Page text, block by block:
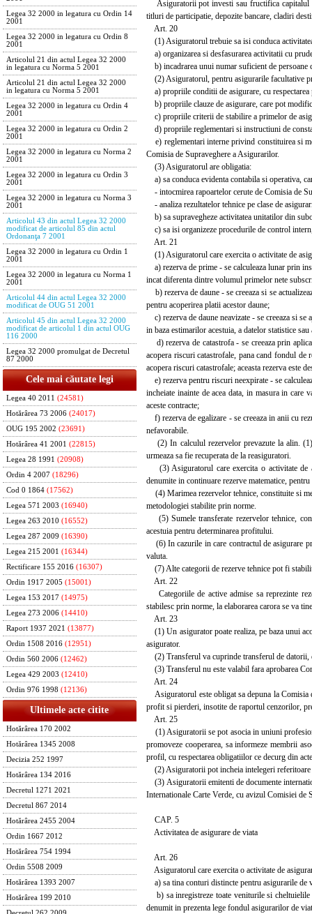
Legea 32 2000 in legatura cu Ordin 14
2001
Legea 32 2000 in legatura cu Ordin 8
2001
Articolul 21 din actul Legea 32 2000
in legatura cu Norma 5 2001
Articolul 21 din actul Legea 32 2000
in legatura cu Norma 5 2001
Legea 32 2000 in legatura cu Ordin 4
2001
Legea 32 2000 in legatura cu Ordin 2
2001
Legea 32 2000 in legatura cu Norma 2
2001
Legea 32 2000 in legatura cu Ordin 3
2001
Legea 32 2000 in legatura cu Norma 3
2001
Articolul 43 din actul Legea 32 2000
modificat de articolul 85 din actul
Ordonanţa 7 2001
Legea 32 2000 in legatura cu Ordin 1
2001
Legea 32 2000 in legatura cu Norma 1
2001
Articolul 44 din actul Legea 32 2000
modificat de OUG 51 2001
Articolul 45 din actul Legea 32 2000
modificat de articolul 1 din actul OUG
116 2000
Legea 32 2000 promulgat de Decretul
87 2000
Cele mai căutate legi
Legea 40 2011 (24581)
Hotărârea 73 2006 (24017)
OUG 195 2002 (23691)
Hotărârea 41 2001 (22815)
Legea 28 1991 (20908)
Ordin 4 2007 (18296)
Cod 0 1864 (17562)
Legea 571 2003 (16940)
Legea 263 2010 (16552)
Legea 287 2009 (16390)
Legea 215 2001 (16344)
Rectificare 155 2016 (16307)
Ordin 1917 2005 (15001)
Legea 153 2017 (14975)
Legea 273 2006 (14410)
Raport 1937 2021 (13877)
Ordin 1508 2016 (12951)
Ordin 560 2006 (12462)
Legea 429 2003 (12410)
Ordin 976 1998 (12136)
Ultimele acte citite
Hotărârea 170 2002
Hotărârea 1345 2008
Decizia 252 1997
Hotărârea 134 2016
Decretul 1271 2021
Decretul 867 2014
Hotărârea 2455 2004
Ordin 1667 2012
Hotărârea 754 1994
Ordin 5508 2009
Hotărârea 1393 2007
Hotărârea 199 2010
Asiguratorii pot investi sau fructifica capitalul
titluri de participatie, depozite bancare, cladiri
Art. 20
(1) Asiguratorul trebuie sa isi conduca
a) organizarea si desfasurarea activitatii cu
b) incadrarea unui numar suficient de persoane
(2) Asiguratorul, pentru asigurarile facultative
a) propriile conditii de asigurare, cu
b) propriile clauze de asigurare, care pot
c) propriile criterii de stabilire a primelor de
d) propriile reglementari si instructiuni de
e) reglementari interne privind constituirea si
Comisia de Supraveghere a Asigurarilor.
(3) Asiguratorul are obligatia:
a) sa conduca evidenta contabila si operativa,
- intocmirea rapoartelor cerute de Comisia de
- analiza rezultatelor tehnice pe clase de
b) sa supravegheze activitatea unitatilor din
c) sa isi organizeze procedurile de control
Art. 21
(1) Asiguratorul care exercita o activitate de
a) rezerva de prime - se calculeaza lunar prin
incat diferenta dintre volumul primelor nete
b) rezerva de daune - se creeaza si se
pentru acoperirea platii acestor daune;
c) rezerva de daune neavizate - se creeaza si
in baza estimarilor acestuia, a datelor statistice
d) rezerva de catastrofa - se creeaza prin
acopera riscuri catastrofale, pana cand fondul
acopera riscuri catastrofale; aceasta rezerva este
e) rezerva pentru riscuri neexpirate - se
incheiate inainte de acea data, in masura in care
aceste contracte;
f) rezerva de egalizare - se creeaza in anii cu
nefavorabile.
(2) In calculul rezervelor prevazute la alin. (1)
urmeaza sa fie recuperata de la reasiguratori.
(3) Asiguratorul care exercita o activitate de
denumite in continuare rezerve matematice,
(4) Marimea rezervelor tehnice, constituite si
metodologiei stabilite prin norme.
(5) Sumele transferate rezervelor tehnice,
acestuia pentru determinarea profitului.
(6) In cazurile in care contractul de asigurare
valuta.
(7) Alte categorii de rezerve tehnice pot fi
Art. 22
Categoriile de active admise sa reprezinte
stabilesc prin norme, la elaborarea carora se va
Art. 23
(1) Un asigurator poate realiza, pe baza unui
asigurator.
(2) Transferul va cuprinde transferul de datorii,
(3) Transferul nu este valabil fara aprobarea
Art. 24
Asiguratorul este obligat sa depuna la Comisia
profit si pierderi, insotite de raportul cenzorilor,
Art. 25
(1) Asiguratorii se pot asocia in uniuni
promoveze cooperarea, sa informeze membrii
profil, cu respectarea obligatiilor ce decurg din
(2) Asiguratorii pot incheia intelegeri referitoare
(3) Asiguratorii emitenti de documente
Internationale Carte Verde, cu avizul Comisiei de
CAP. 5
Activitatea de asigurare de viata
Art. 26
Asiguratorul care exercita o activitate de
a) sa tina conturi distincte pentru asigurarile de
b) sa inregistreze toate veniturile si cheltuielile
denumit in prezenta lege fondul asigurarilor de